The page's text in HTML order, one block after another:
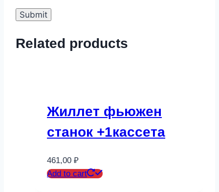
Related products
Жиллет фьюжен
станок +1кассета
461,00 ₽
Add to cart